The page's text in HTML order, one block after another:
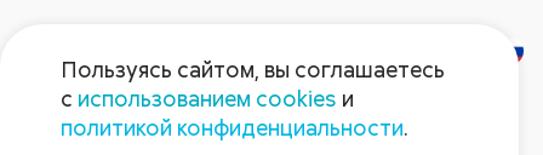
«За опытом – в
Пользуясь сайтом, вы соглашаетесь
с использованием cookies и
политикой конфиденциальности.